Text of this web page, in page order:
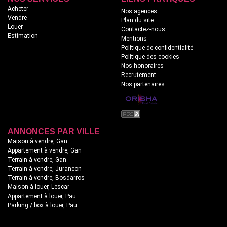
Acheter
Vendre
Louer
Estimation
Nos agences
Plan du site
Contactez-nous
Mentions
Politique de confidentialité
Politique des cookies
Nos honoraires
Recrutement
Nos partenaires
ANNONCES PAR VILLE
Maison à vendre, Gan
Appartement à vendre, Gan
Terrain à vendre, Gan
Terrain à vendre, Jurancon
Terrain à vendre, Bosdarros
Maison à louer, Lescar
Appartement à louer, Pau
Parking / box à louer, Pau